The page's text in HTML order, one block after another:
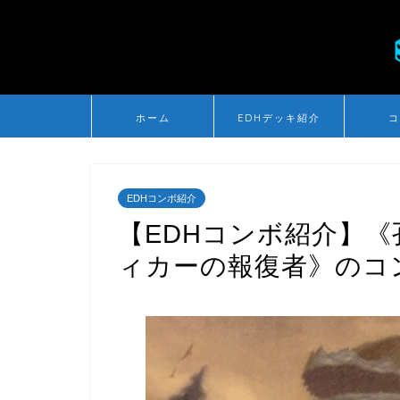
ホーム EDHデッキ紹介
EDHコンボ紹介
【EDHコンボ紹介】
ィカーの報復者》のコ